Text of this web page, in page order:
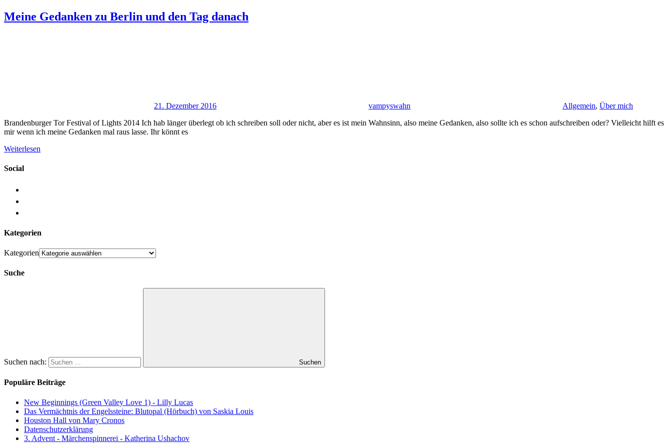
Meine Gedanken zu Berlin und den Tag danach
21. Dezember 2016 vampyswahn Allgemein, Über mich
Brandenburger Tor Festival of Lights 2014 Ich hab länger überlegt ob ich schreiben soll oder nicht, aber es ist mein Wahnsinn, also meine Gedanken, also sollte ich es schon aufschreiben oder? Vielleicht hilft es
mir wenn ich meine Gedanken mal raus lasse. Ihr könnt es
Weiterlesen
Social
Kategorien
Kategorien
Suche
Suchen nach: Suchen
Populäre Beiträge
New Beginnings (Green Valley Love 1) - Lilly Lucas
Das Vermächtnis der Engelssteine: Blutopal (Hörbuch) von Saskia Louis
Houston Hall von Mary Cronos
Datenschutzerklärung
3. Advent - Märchenspinnerei - Katherina Ushachov